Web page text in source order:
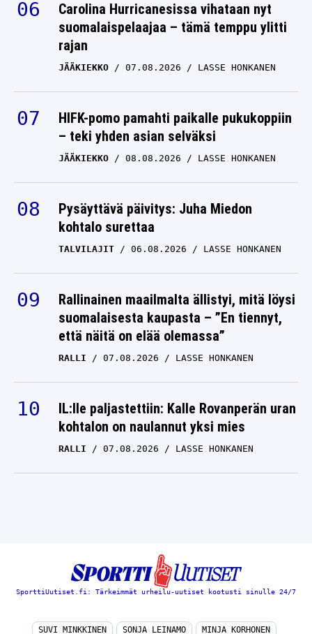
Carolina Hurricanesissa vihataan nyt
suomalaispelaajaa – tämä temppu ylitti
rajan
JÄÄKIEKKO 07.08.2026 LASSE HONKANEN
HIFK-pomo pamahti paikalle pukukoppiin
– teki yhden asian selväksi
JÄÄKIEKKO 08.08.2026 LASSE HONKANEN
Pysäyttävä päivitys: Juha Miedon
kohtalo surettaa
TALVILAJIT 06.08.2026 LASSE HONKANEN
Rallinainen maailmalta ällistyi, mitä löysi
suomalaisesta kaupasta – ”En tiennyt,
että näitä on elää olemassa”
RALLI 07.08.2026 LASSE HONKANEN
IL:lle paljastettiin: Kalle Rovanperän uran
kohtalon on naulannut yksi mies
RALLI 07.08.2026 LASSE HONKANEN
SporttiUutiset.fi: Tärkeimmät urheilu-uutiset kootusti sinulle 24/7
SUVI MINKKINEN SONJA LEINAMO MINJA KORHONEN